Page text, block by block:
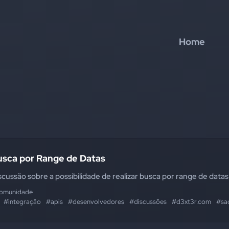
Home
por Range de Datas
sobre a possibilidade de realizar busca por range de datas
#integração
#apis #desenvolvedores #discussões #d3xt3r.com